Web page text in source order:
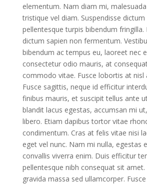
elementum. Nam diam mi,
tristique vel diam. Suspendisse
pellentesque turpis bibendum
dictum sapien non fermentum.
bibendum ac tempus eu, laoreet nec
consectetur odio mauris, at
commodo vitae. Fusce lobortis at nisl
Fusce sagittis, neque id efficitur
finibus mauris, et suscipit tellus ante
blandit lacus egestas, accumsan mi
libero. Etiam dapibus tortor vitae
condimentum. Cras at felis vitae nisi
eget vel nunc. Nam mi nulla, egestas
convallis viverra enim. Duis efficitur
pellentesque nibh consequat sit amet.
gravida massa sed ullamcorper.